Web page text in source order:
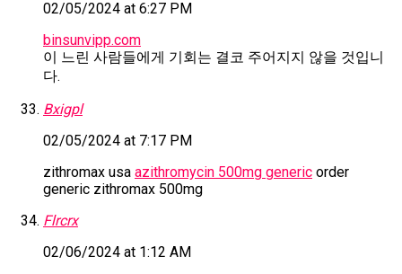
02/05/2024 at 6:27 PM
binsunvipp.com
이 느린 사람들에게 기회는 결코 주어지지 않을 것입니
다.
Bxigpl
02/05/2024 at 7:17 PM
zithromax usa azithromycin 500mg generic order
generic zithromax 500mg
Flrcrx
02/06/2024 at 1:12 AM